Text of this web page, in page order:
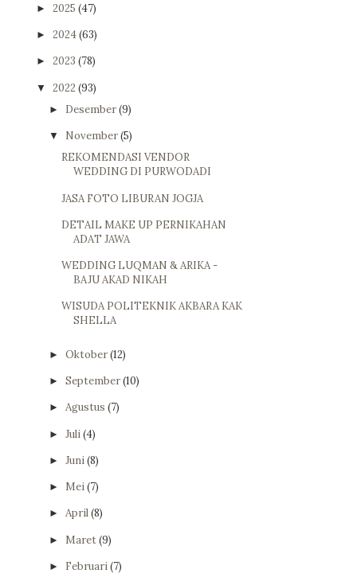
► 2025 (47)
► 2024(63)
► 2023 (78)
▼ 2022 (93)
► Desember(9)
▼ November(5)
REKOMENDASI VENDOR
WEDDING DI PURWODADI
JASA FOTO LIBURAN JOGJA
DETAIL MAKE UP PERNIKAHAN
ADAT JAWA
WEDDING LUQMAN & ARIKA -
BAJU AKAD NIKAH
WISUDA POLITEKNIK AKBARA KAK
SHELLA
► Oktober(12)
► September(10)
► Agustus (7)
► Juli(4)
► Juni(8)
► Mei(7)
► April(8)
► Maret(9)
► Februari(7)